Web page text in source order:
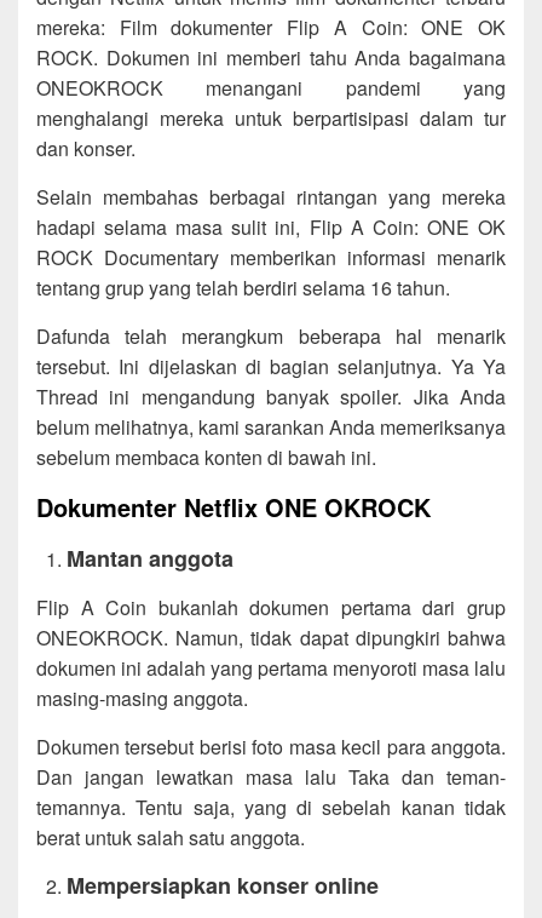
mereka: Film dokumenter Flip A Coin: ONE OK
ROCK. Dokumen ini memberi tahu Anda bagaimana
ONEOKROCK menangani pandemi yang
menghalangi mereka untuk berpartisipasi dalam tur
dan konser.
Selain membahas berbagai rintangan yang mereka
hadapi selama masa sulit ini, Flip A Coin: ONE OK
ROCK Documentary memberikan informasi menarik
tentang grup yang telah berdiri selama 16 tahun.
Dafunda telah merangkum beberapa hal menarik
tersebut. Ini dijelaskan di bagian selanjutnya. Ya Ya
Thread ini mengandung banyak spoiler. Jika Anda
belum melihatnya, kami sarankan Anda memeriksanya
sebelum membaca konten di bawah ini.
Dokumenter Netflix ONE OKROCK
Mantan anggota
Flip A Coin bukanlah dokumen pertama dari grup
ONEOKROCK. Namun, tidak dapat dipungkiri bahwa
dokumen ini adalah yang pertama menyoroti masa lalu
masing-masing anggota.
Dokumen tersebut berisi foto masa kecil para anggota.
Dan jangan lewatkan masa lalu Taka dan teman-
temannya. Tentu saja, yang di sebelah kanan tidak
berat untuk salah satu anggota.
Mempersiapkan konser online